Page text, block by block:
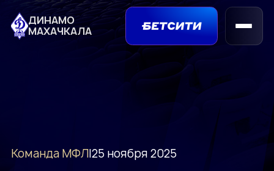
ДИНАМО
МАХАЧКАЛА
Команда МФЛ|25 ноября 2025